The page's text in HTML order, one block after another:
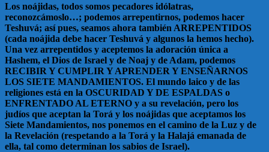
Los noájidas, todos somos pecadores idólatras,
reconozcámoslo…; podemos arrepentirnos, podemos hacer
Teshuvá; así pues, seamos ahora también ARREPENTIDOS
(cada noájida debe hacer Teshuvá y algunos la hemos hecho).
Una vez arrepentidos y aceptemos la adoración única a
Hashem, el Dios de Israel y de Noaj y de Adam, podemos
RECIBIR Y CUMPLIR Y APRENDER Y ENSEÑARNOS
LOS SIETE MANDAMIENTOS. El mundo laico y de las
religiones está en la OSCURIDAD Y DE ESPALDAS o
ENFRENTADO AL ETERNO y a su revelación, pero los
judíos que aceptan la Torá y los noájidas que aceptamos los
Siete Mandamientos, nos ponemos en el camino de la Luz y de
la Revelación (respetando a la Torá y la Halajá emanada de
ella, tal como determinan los sabios de Israel).